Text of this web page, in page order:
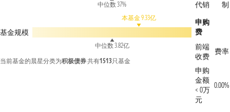
中位数 37%
基金规模
本基金 9.33亿
中位数 3.82亿
当前基金的晨星分类为积极债券共有1513只基金
代销
制
申购
费
前端
收费
费率
申购
金额
< 0万
元
0.00%